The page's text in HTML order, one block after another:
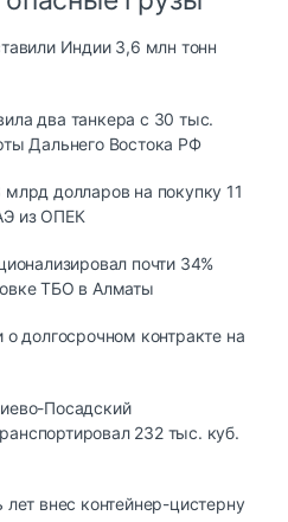
Индии 3,6 млн тонн
два танкера с 30 тыс.
Дальнего Востока РФ
долларов на покупку 11
из ОПЕК
почти 34%
ТБО в Алматы
о долгосрочном контракте на
Посадский
232 тыс. куб.
внес контейнер-цистерну